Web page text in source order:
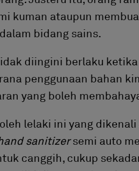
kuman ataupun
bidang sains.
diingini berlaku
penggunaan bahan
yang boleh
lelaki ini yang
sanitizersemi auto
canggih, cukup